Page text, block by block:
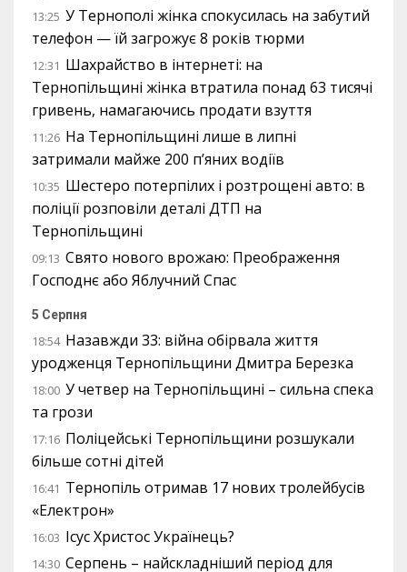
13:25 У Тернополі жінка спокусилась на забутий
телефон — їй загрожує 8 років тюрми
12:31 Шахрайство в інтернеті: на
Тернопільщині жінка втратила понад 63 тисячі
гривень, намагаючись продати взуття
11:26 На Тернопільщині лише в липні
затримали майже 200 п’яних водіїв
10:35 Шестеро потерпілих і розтрощені авто: в
поліції розповіли деталі ДТП на
Тернопільщині
09:13 Свято нового врожаю: Преображення
Господнє або Яблучний Спас
5 Серпня
18:54 Назавжди 33: війна обірвала життя
уродженця Тернопільщини Дмитра Березка
18:00 У четвер на Тернопільщині – сильна спека
та грози
17:16 Поліцейські Тернопільщини розшукали
більше сотні дітей
16:41 Тернопіль отримав 17 нових тролейбусів
«Електрон»
16:03 Ісус Христос Українець?
14:30 Серпень – найскладніший період для